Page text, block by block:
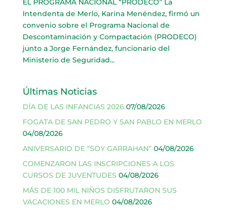
EL PROGRAMA NACIONAL “PRODECO” La
Intendenta de Merlo, Karina Menéndez, firmó un
convenio sobre el Programa Nacional de
Descontaminación y Compactación (PRODECO)
junto a Jorge Fernández, funcionario del
Ministerio de Seguridad...
Últimas Noticias
DÍA DE LAS INFANCIAS 2026 07/08/2026
FOGATA DE SAN PEDRO Y SAN PABLO EN MERLO
04/08/2026
ANIVERSARIO DE “SOY GARRAHAN” 04/08/2026
COMENZARON LAS INSCRIPCIONES A LOS
CURSOS DE JUVENTUDES 04/08/2026
MÁS DE 100 MIL NIÑOS DISFRUTARON SUS
VACACIONES EN MERLO 04/08/2026